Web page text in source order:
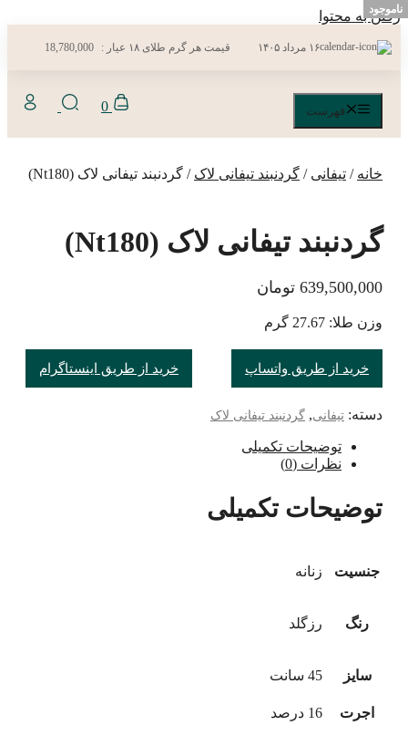
رفتن به محتوا
۱۶ مرداد ۱۴۰۵ قیمت هر گرم طلای ۱۸ عیار : 18,780,000
0 فهرست
خانه / تیفانی / گردنبند تیفانی لاک / گردنبند تیفانی لاک (Nt180)
گردنبند تیفانی لاک (Nt180)
639,500,000 تومان
وزن طلا: 27.67 گرم
خرید از طریق واتساپ خرید از طریق اینستاگرام
دسته: تیفانی, گردنبند تیفانی لاک
توضیحات تکمیلی
نظرات (0)
توضیحات تکمیلی
جنسیت زنانه
رنگ رزگلد
سایز 45 سانت
اجرت 16 درصد
ناموجود